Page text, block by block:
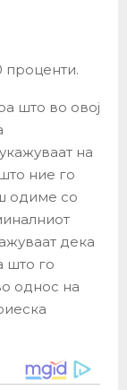
проценти.
што во овој
на
ние го
одиме со
дека
што го
однос на